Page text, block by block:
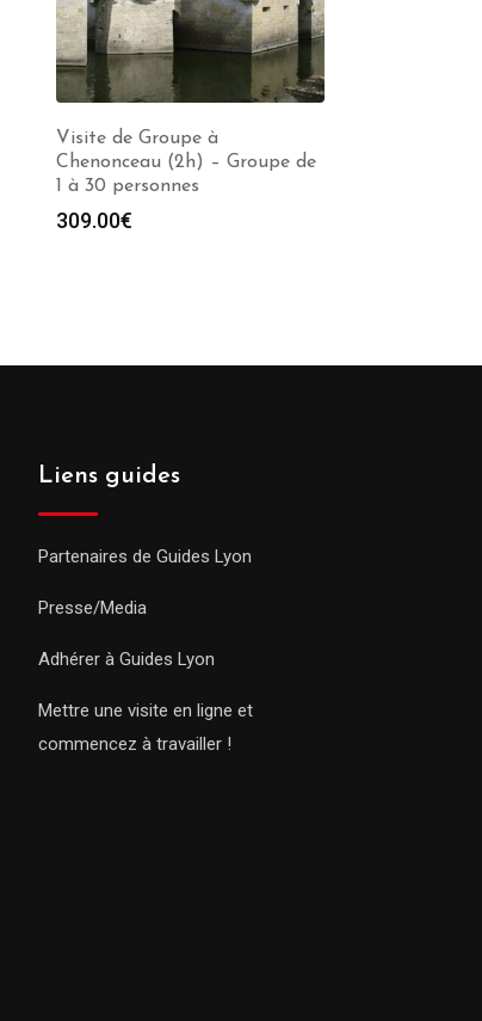
Visite de Groupe à
Chenonceau (2h) – Groupe de
1 à 30 personnes
309.00€
Liens guides
Partenaires de Guides Lyon
Presse/Media
Adhérer à Guides Lyon
Mettre une visite en ligne et
commencez à travailler !